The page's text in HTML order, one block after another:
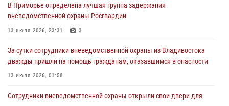
службе
27 июля 2026, 02:30
В Приморье определена лучшая группа задержания
вневедомственной охраны Росгвардии
13 июля 2026, 23:31 3
За сутки сотрудники вневедомственной охраны из Владивостока
дважды пришли на помощь гражданам, оказавшимся в опасности
13 июля 2026, 01:58
Сотрудники вневедомственной охраны открыли свои двери для